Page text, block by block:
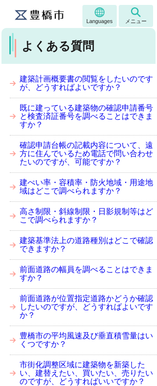
Languages メニュー
よくある質問
建築計画概要書の閲覧をしたいのです
が、どうすればよいですか？
既に建っている建築物の確認申請番号
と検査済証番号を調べることはできま
すか？
確認申請台帳の記載内容について、遠
方に住んでいるため電話で問い合わせ
たいのですが、可能ですか？
建ぺい率・容積率・防火地域・用途地
域はどこで調べられますか？
高さ制限・斜線制限・日影規制等はど
こで調べられますか？
建築基準法上の道路種別はどこで確認
できますか？
前面道路の幅員を調べることはできま
すか？
前面道路が位置指定道路かどうか確認
したいのですが、どうすればよいです
か？
豊橋市の平均風速及び垂直積雪量はい
くつですか？
市街化調整区域に建築物を新築した
い、建替えたい、買いたい、売りたい
のですが、どうすればいいですか？